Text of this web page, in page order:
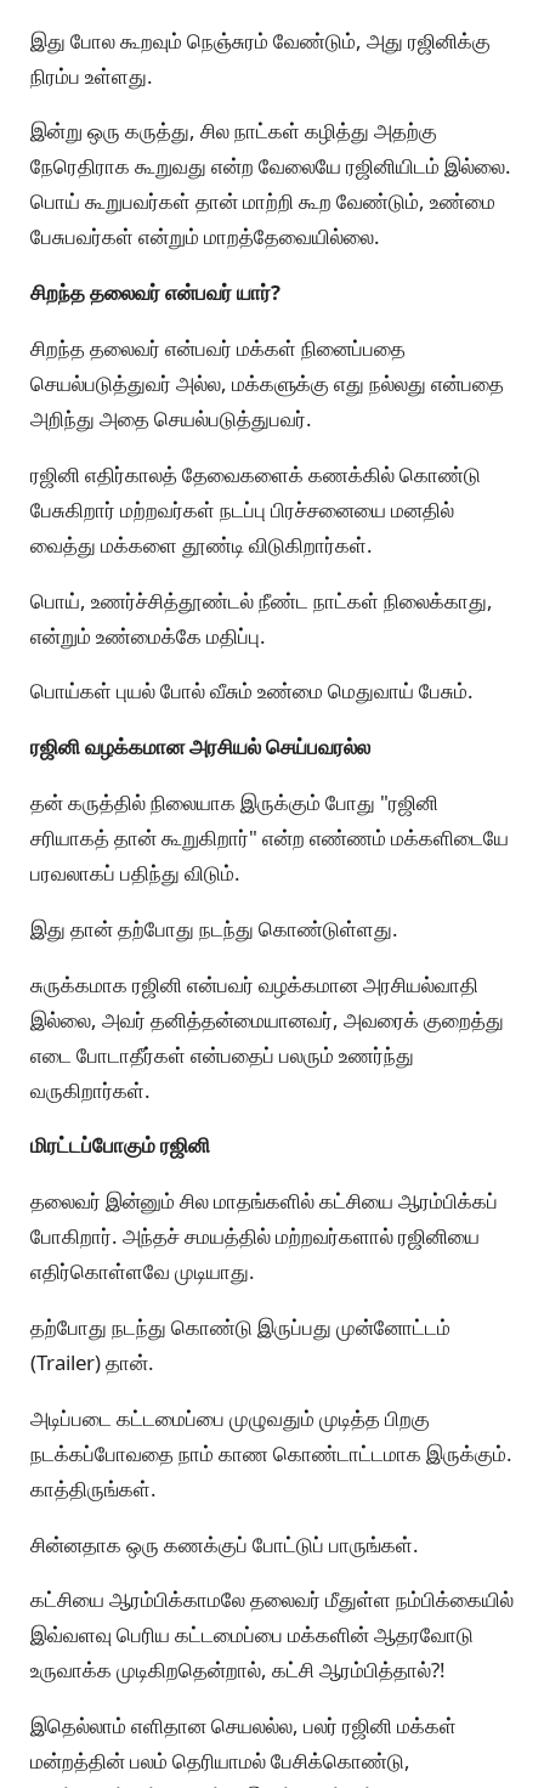
இது போல கூறவும் நெஞ்சுரம் வேண்டும், அது ரஜினிக்கு
நிரம்ப உள்ளது.
இன்று ஒரு கருத்து, சில நாட்கள் கழித்து அதற்கு
நேரெதிராக கூறுவது என்ற வேலையே ரஜினியிடம் இல்லை.
பொய் கூறுபவர்கள் தான் மாற்றி கூற வேண்டும், உண்மை
பேசுபவர்கள் என்றும் மாறத்தேவையில்லை.
சிறந்த தலைவர் என்பவர் யார்?
சிறந்த தலைவர் என்பவர் மக்கள் நினைப்பதை
செயல்படுத்துவர் அல்ல, மக்களுக்கு எது நல்லது என்பதை
அறிந்து அதை செயல்படுத்துபவர்.
ரஜினி எதிர்காலத் தேவைகளைக் கணக்கில் கொண்டு
பேசுகிறார் மற்றவர்கள் நடப்பு பிரச்சனையை மனதில்
வைத்து மக்களை தூண்டி விடுகிறார்கள்.
பொய், உணர்ச்சித்தூண்டல் நீண்ட நாட்கள் நிலைக்காது,
என்றும் உண்மைக்கே மதிப்பு.
பொய்கள் புயல் போல் வீசும் உண்மை மெதுவாய் பேசும்.
ரஜினி வழக்கமான அரசியல் செய்பவரல்ல
தன் கருத்தில் நிலையாக இருக்கும் போது "ரஜினி
சரியாகத் தான் கூறுகிறார்" என்ற எண்ணம் மக்களிடையே
பரவலாகப் பதிந்து விடும்.
இது தான் தற்போது நடந்து கொண்டுள்ளது.
சுருக்கமாக ரஜினி என்பவர் வழக்கமான அரசியல்வாதி
இல்லை, அவர் தனித்தன்மையானவர், அவரைக் குறைத்து
எடை போடாதீர்கள் என்பதைப் பலரும் உணர்ந்து
வருகிறார்கள்.
மிரட்டப்போகும் ரஜினி
தலைவர் இன்னும் சில மாதங்களில் கட்சியை ஆரம்பிக்கப்
போகிறார். அந்தச் சமயத்தில் மற்றவர்களால் ரஜினியை
எதிர்கொள்ளவே முடியாது.
தற்போது நடந்து கொண்டு இருப்பது முன்னோட்டம்
(Trailer) தான்.
அடிப்படை கட்டமைப்பை முழுவதும் முடித்த பிறகு
நடக்கப்போவதை நாம் காண கொண்டாட்டமாக இருக்கும்.
காத்திருங்கள்.
சின்னதாக ஒரு கணக்குப் போட்டுப் பாருங்கள்.
கட்சியை ஆரம்பிக்காமலே தலைவர் மீதுள்ள நம்பிக்கையில்
இவ்வளவு பெரிய கட்டமைப்பை மக்களின் ஆதரவோடு
உருவாக்க முடிகிறதென்றால், கட்சி ஆரம்பித்தால்?!
இதெல்லாம் எளிதான செயலல்ல, பலர் ரஜினி மக்கள்
மன்றத்தின் பலம் தெரியாமல் பேசிக்கொண்டு,